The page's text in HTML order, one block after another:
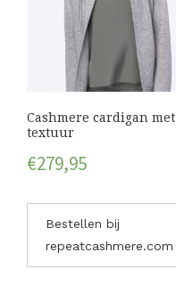
Cashmere cardigan met
textuur
€279,95
Bestellen bij
repeatcashmere.com